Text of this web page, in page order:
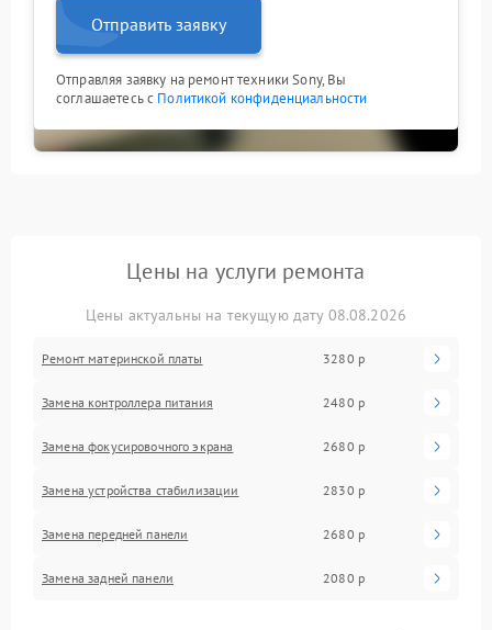
Отправить заявку
Отправляя заявку на ремонт техники Sony, Вы
соглашаетесь с Политикой конфиденциальности
Цены на услуги ремонта
Цены актуальны на текущую дату 08.08.2026
Ремонт материнской платы 3280 р
Замена контроллера питания 2480 р
Замена фокусировочного экрана 2680 р
Замена устройства стабилизации 2830 р
Замена передней панели 2680 р
Замена задней панели 2080 р